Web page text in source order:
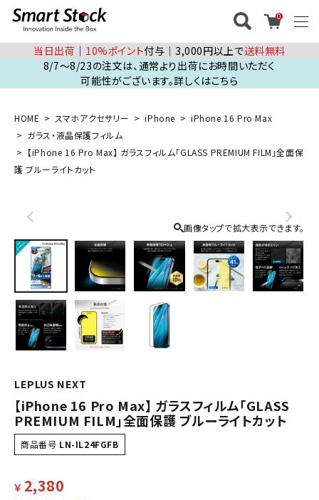
0
当日出荷 │ 10%ポイント付与│3,000円以上で送料無料
8/7～8/23の注文は、通常より出荷にお時間いただく
可能性がございます。詳しくはこちら
HOME スマホアクセサリー iPhone
iPhone 16 Pro Max
ガラス・液晶保護フィルム
【iPhone 16 Pro Max】 ガラスフィルム「GLASS PREMIUM FILM」全面保
護 ブルーライトカット
画像タップで拡大表示できます。
LEPLUS NEXT
【iPhone 16 Pro Max】 ガラスフィルム「GLASS
PREMIUM FILM」全面保護 ブルーライトカット
商品番号 LN-IL24FGFB
￥ 2,380